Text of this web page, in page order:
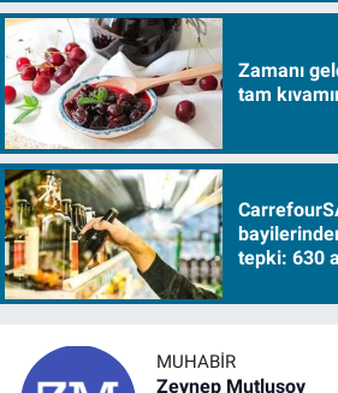
Zamanı
tam
tepki: 630
MUHABIR
Zeynep Mutlusoy